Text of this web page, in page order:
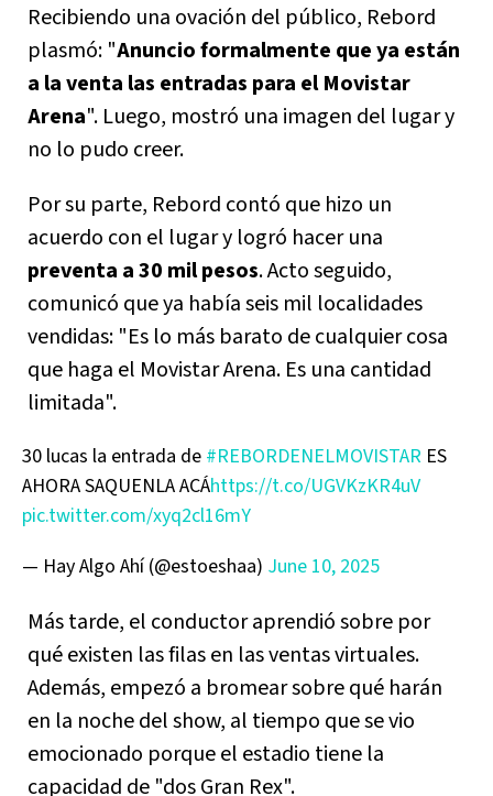
Recibiendo una ovación del público, Rebord
plasmó: "Anuncio formalmente que ya están
a la venta las entradas para el Movistar
Arena". Luego, mostró una imagen del lugar y
no lo pudo creer.
Por su parte, Rebord contó que hizo un
acuerdo con el lugar y logró hacer una
preventa a 30 mil pesos. Acto seguido,
comunicó que ya había seis mil localidades
vendidas: "Es lo más barato de cualquier cosa
que haga el Movistar Arena. Es una cantidad
limitada".
30 lucas la entrada de #REBORDENELMOVISTAR ES
AHORA SAQUENLA ACÁhttps://t.co/UGVKzKR4uV
pic.twitter.com/xyq2cl16mY
— Hay Algo Ahí (@estoeshaa) June 10, 2025
Más tarde, el conductor aprendió sobre por
qué existen las filas en las ventas virtuales.
Además, empezó a bromear sobre qué harán
en la noche del show, al tiempo que se vio
emocionado porque el estadio tiene la
capacidad de "dos Gran Rex".